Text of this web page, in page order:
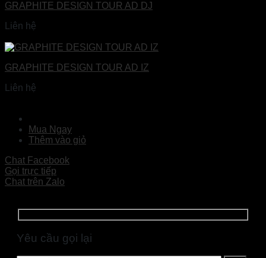
GRAPHITE DESIGN TOUR AD DJ
Liên hệ
GRAPHITE DESIGN TOUR AD IZ
Liên hệ
Mua Ngay
Thêm vào giỏ
Chat Facebook
Gọi trực tiếp
Chat trên Zalo
Yêu cầu gọi lại